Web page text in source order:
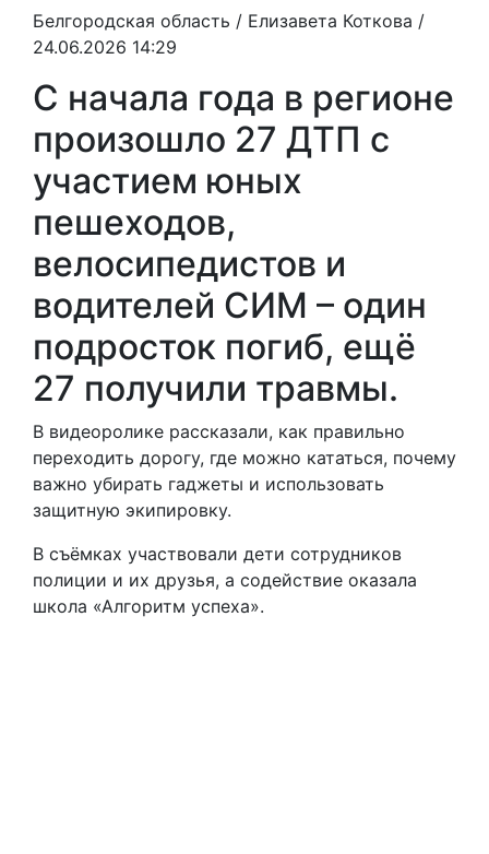
Белгородская область / Елизавета Коткова /
24.06.2026 14:29
С начала года в регионе
произошло 27 ДТП с
участием юных
пешеходов,
велосипедистов и
водителей СИМ – один
подросток погиб, ещё
27 получили травмы.
В видеоролике рассказали, как правильно
переходить дорогу, где можно кататься, почему
важно убирать гаджеты и использовать
защитную экипировку.
В съёмках участвовали дети сотрудников
полиции и их друзья, а содействие оказала
школа «Алгоритм успеха».